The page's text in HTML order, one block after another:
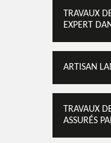
TRAVAUX
EXPERT
ARTISAN
TRAVAUX
ASSURÉS